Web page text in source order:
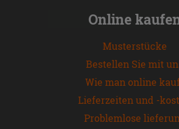
Online
Musterstücke
Bestellen Sie mit
Wie man online
Lieferzeiten und -
Problemlose